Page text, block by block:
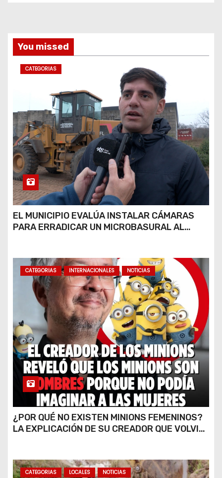
s
You missed
CATEGORIAS
EL MUNICIPIO EVALÚA INSTALAR CÁMARAS
PARA ERRADICAR UN MICROBASURAL AL
CATEGORIAS INTERNACIONALES NOTICIAS
¿POR QUÉ NO EXISTEN MINIONS FEMENINOS?
LA EXPLICACIÓN DE SU CREADOR QUE VOLVIÓ
CATEGORIAS LOCALES NOTICIAS